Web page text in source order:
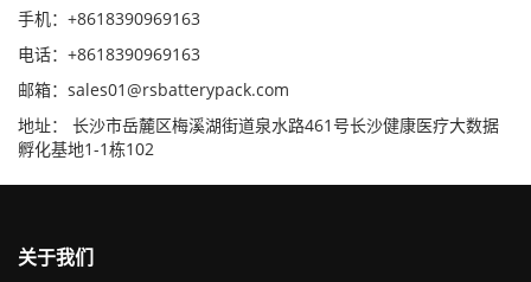
手机：+8618390969163
电话：+8618390969163
邮箱：sales01@rsbatterypack.com
地址： 长沙市岳麓区梅溪湖街道泉水路461号长沙健康医疗大数据
孵化基地1-1栋102
关于我们